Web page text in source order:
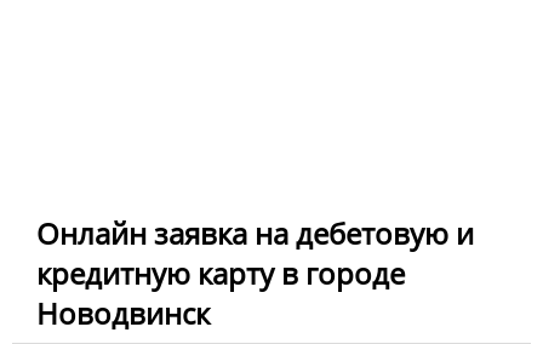
Онлайн заявка на дебетовую и
кредитную карту в городе
Новодвинск